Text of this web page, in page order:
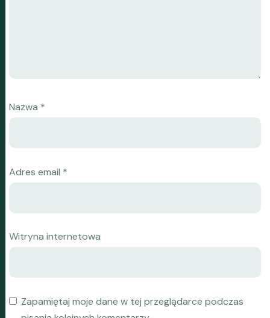
Nazwa *
Adres email *
Witryna internetowa
Zapamiętaj moje dane w tej przeglądarce podczas